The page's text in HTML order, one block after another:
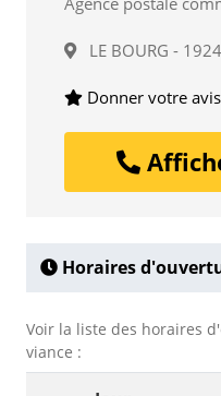
LE BOURG -
Donner votre avis
Horaires
Voir la liste des horaires
viance :